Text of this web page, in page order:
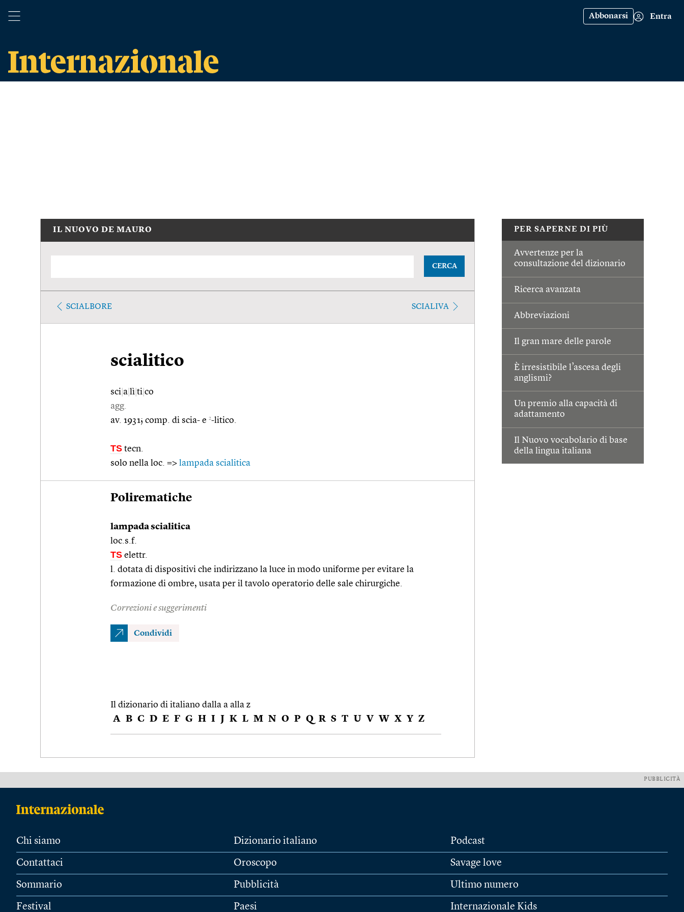
Abbonarsi Entra
PER SAPERNE DI PIÙ
Avvertenze per la
consultazione del dizionario
Ricerca avanzata
Abbreviazioni
Il gran mare delle parole
È irresistibile l’ascesa degli
anglismi?
Un premio alla capacità di
adattamento
Il Nuovo vocabolario di base
della lingua italiana
IL NUOVO DE MAURO
CERCA
SCIALBORE SCIALIVA
scialitico
sci a lì ti co
agg.
av. 1931; comp. di scia- e 2-litico.
TS tecn.
solo nella loc. => lampada scialitica
Polirematiche
lampada scialitica
loc.s.f.
TS elettr.
l. dotata di dispositivi che indirizzano la luce in modo uniforme per evitare la
formazione di ombre, usata per il tavolo operatorio delle sale chirurgiche.
Correzioni e suggerimenti
Condividi
Il dizionario di italiano dalla a alla z
A B C D E F G H I J K L M N O P Q R S T U V W X Y Z
PUBBLICITÀ
Chi siamo
Contattaci
Sommario
Festival
Dizionario italiano
Oroscopo
Pubblicità
Paesi
Podcast
Savage love
Ultimo numero
Internazionale Kids